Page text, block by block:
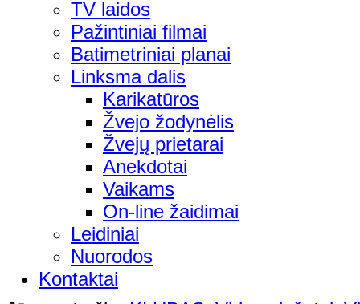
TV laidos
Pažintiniai filmai
Batimetriniai planai
Linksma dalis
Karikatūros
Žvejo žodynėlis
Žvejų prietarai
Anekdotai
Vaikams
On-line žaidimai
Leidiniai
Nuorodos
Kontaktai